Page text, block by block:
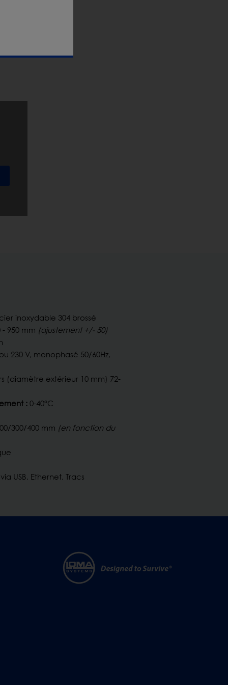
inoxydable 304 brossé
950 mm (ajustement +/- 50)
230 V, monophasé 50/60Hz,
(diamètre extérieur 10 mm) 72-
: 0-40°C
300/400 mm (en fonction du
USB, Ethernet, Tracs